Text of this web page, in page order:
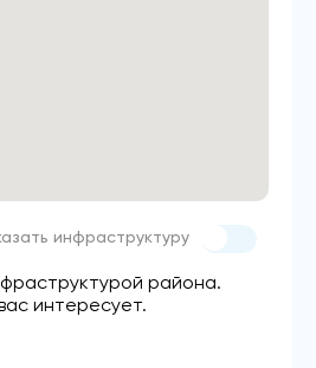
района.
интересует.
инфраструктуру